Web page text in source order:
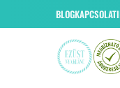
BLOGKAPCSOLAT